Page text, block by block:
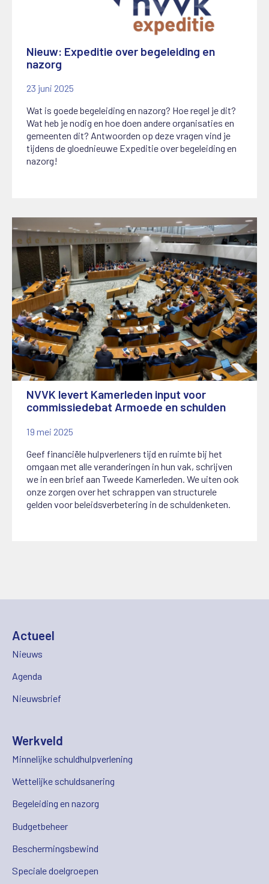
Nieuw: Expeditie over begeleiding en
nazorg
23 juni 2025
Wat is goede begeleiding en nazorg? Hoe regel je dit?
Wat heb je nodig en hoe doen andere organisaties en
gemeenten dit? Antwoorden op deze vragen vind je
tijdens de gloednieuwe Expeditie over begeleiding en
nazorg!
NVVK levert Kamerleden input voor
commissiedebat Armoede en schulden
19 mei 2025
Geef financiële hulpverleners tijd en ruimte bij het
omgaan met alle veranderingen in hun vak, schrijven
we in een brief aan Tweede Kamerleden. We uiten ook
onze zorgen over het schrappen van structurele
gelden voor beleidsverbetering in de schuldenketen.
Actueel
Nieuws
Agenda
Nieuwsbrief
Werkveld
Minnelijke schuldhulpverlening
Wettelijke schuldsanering
Begeleiding en nazorg
Budgetbeheer
Beschermingsbewind
Speciale doelgroepen